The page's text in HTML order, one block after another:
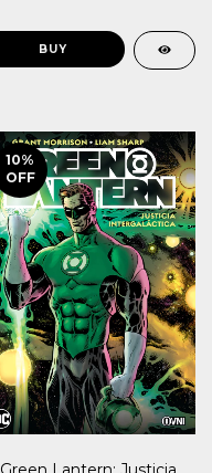
10%
OFF